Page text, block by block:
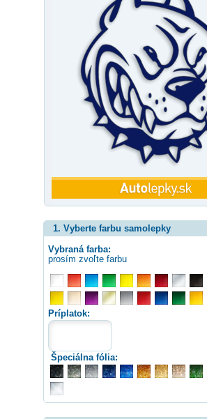
1. Vyberte farbu samolepky
Vybraná farba:
prosím zvoľte farbu
Príplatok:
Špeciálna fólia: